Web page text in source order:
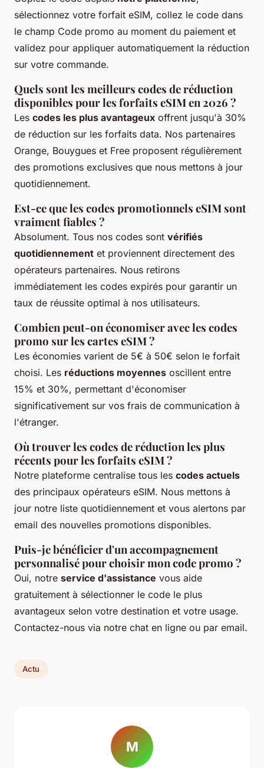
sélectionnez votre forfait eSIM, collez le code dans
le champ Code promo au moment du paiement et
validez pour appliquer automatiquement la réduction
sur votre commande.
Quels sont les meilleurs codes de réduction
disponibles pour les forfaits eSIM en 2026 ?
Les codes les plus avantageux offrent jusqu'à 30%
de réduction sur les forfaits data. Nos partenaires
Orange, Bouygues et Free proposent régulièrement
des promotions exclusives que nous mettons à jour
quotidiennement.
Est-ce que les codes promotionnels eSIM sont
vraiment fiables ?
Absolument. Tous nos codes sont vérifiés
quotidiennement et proviennent directement des
opérateurs partenaires. Nous retirons
immédiatement les codes expirés pour garantir un
taux de réussite optimal à nos utilisateurs.
Combien peut-on économiser avec les codes
promo sur les cartes eSIM ?
Les économies varient de 5€ à 50€ selon le forfait
choisi. Les réductions moyennes oscillent entre
15% et 30%, permettant d'économiser
significativement sur vos frais de communication à
l'étranger.
Où trouver les codes de réduction les plus
récents pour les forfaits eSIM ?
Notre plateforme centralise tous les codes actuels
des principaux opérateurs eSIM. Nous mettons à
jour notre liste quotidiennement et vous alertons par
email des nouvelles promotions disponibles.
Puis-je bénéficier d'un accompagnement
personnalisé pour choisir mon code promo ?
Oui, notre service d'assistance vous aide
gratuitement à sélectionner le code le plus
avantageux selon votre destination et votre usage.
Contactez-nous via notre chat en ligne ou par email.
Actu
M